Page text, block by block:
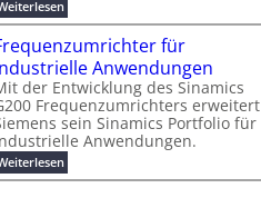
r
i
e
l
l
e
s
E
t
h
e
r
S
h
o
p
v
o
n
I
c
o
t
e
:
E
e
k
t
r
o
e
x
p
o
für
Anwendungen
der Entwicklung des Sinamics
Frequenzumrichters erweitert
sein Sinamics Portfolio für
Anwendungen.
:
F